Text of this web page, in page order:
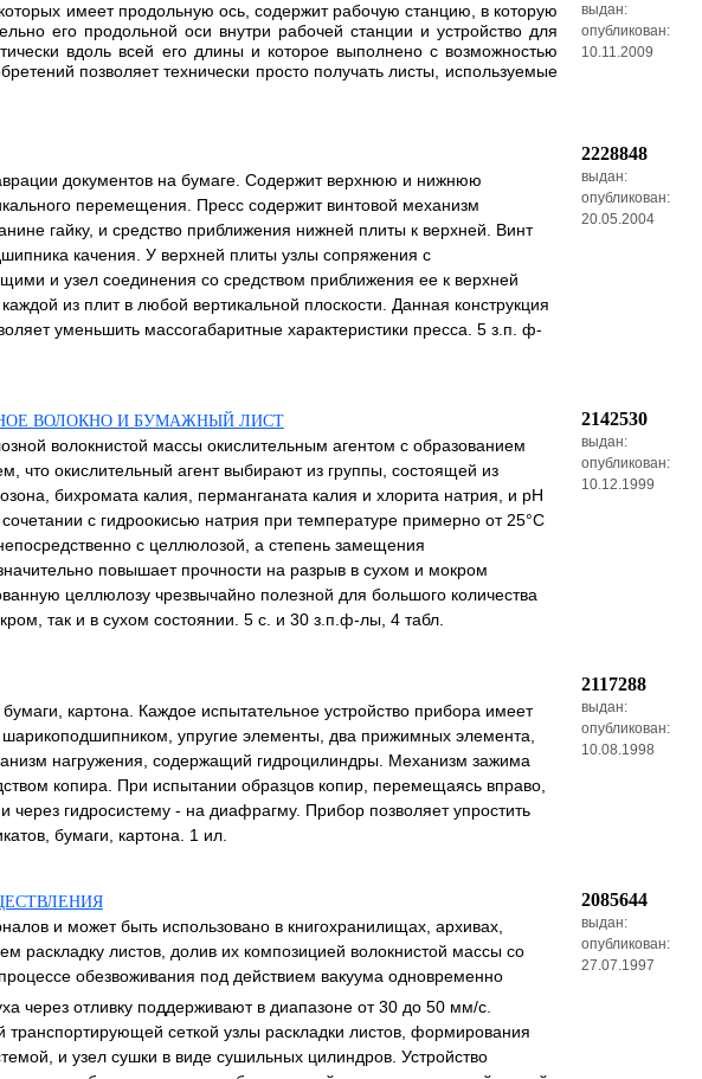
имеет продольную ось, содержит рабочую станцию, в которую
его продольной оси внутри рабочей станции и устройство для
вдоль всей его длины и которое выполнено с возможностью
позволяет технически просто получать листы, используемые
выдан:
опубликован:
10.11.2009
документов на бумаге. Содержит верхнюю и нижнюю
перемещения. Пресс содержит винтовой механизм
гайку, и средство приближения нижней плиты к верхней. Винт
качения. У верхней плиты узлы сопряжения с
и узел соединения со средством приближения ее к верхней
из плит в любой вертикальной плоскости. Данная конструкция
уменьшить массогабаритные характеристики пресса. 5 з.п. ф-
2228848
выдан:
опубликован:
20.05.2004
ВОЛОКНО И БУМАЖНЫЙ ЛИСТ
волокнистой массы окислительным агентом с образованием
окислительный агент выбирают из группы, состоящей из
бихромата калия, перманганата калия и хлорита натрия, и рН
с гидроокисью натрия при температуре примерно от 25°С
с целлюлозой, а степень замещения
повышает прочности на разрыв в сухом и мокром
целлюлозу чрезвычайно полезной для большого количества
так и в сухом состоянии. 5 с. и 30 з.п.ф-лы, 4 табл.
2142530
выдан:
опубликован:
10.12.1999
картона. Каждое испытательное устройство прибора имеет
упругие элементы, два прижимных элемента,
нагружения, содержащий гидроцилиндры. Механизм зажима
копира. При испытании образцов копир, перемещаясь вправо,
гидросистему - на диафрагму. Прибор позволяет упростить
бумаги, картона. 1 ил.
2117288
выдан:
опубликован:
10.08.1998
и может быть использовано в книгохранилищах, архивах,
раскладку листов, долив их композицией волокнистой массы со
обезвоживания под действием вакуума одновременно
через отливку поддерживают в диапазоне от 30 до 50 мм/с.
сеткой узлы раскладки листов, формирования
и узел сушки в виде сушильных цилиндров. Устройство
2085644
выдан:
опубликован:
27.07.1997